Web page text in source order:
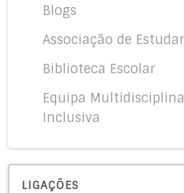
Blogs
Associação de
Biblioteca Escolar
Equipa
Inclusiva
LIGAÇÕES